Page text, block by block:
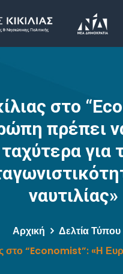
στο
πρέπει
ταχύτερα για
ναυτιλίας»
Αρχική
Δελτία Τύπου